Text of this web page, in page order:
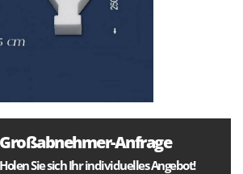
Großabnehmer-Anfrage
Holen Sie sich Ihr individuelles Angebot!